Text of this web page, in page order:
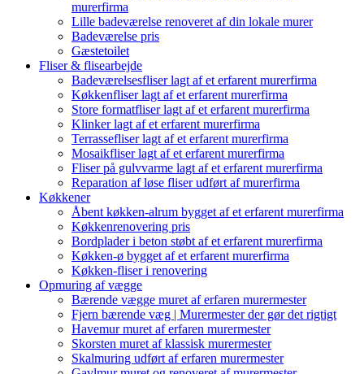
murerfirma
Lille badeværelse renoveret af din lokale murer
Badeværelse pris
Gæstetoilet
Fliser & flisearbejde
Badeværelsesfliser lagt af et erfarent murerfirma
Køkkenfliser lagt af et erfarent murerfirma
Store formatfliser lagt af et erfarent murerfirma
Klinker lagt af et erfarent murerfirma
Terrassefliser lagt af et erfarent murerfirma
Mosaikfliser lagt af et erfarent murerfirma
Fliser på gulvvarme lagt af et erfarent murerfirma
Reparation af løse fliser udført af murerfirma
Køkkener
Åbent køkken-alrum bygget af et erfarent murerfirma
Køkkenrenovering pris
Bordplader i beton støbt af et erfarent murerfirma
Køkken-ø bygget af et erfarent murerfirma
Køkken-fliser i renovering
Opmuring af vægge
Bærende vægge muret af erfaren murermester
Fjern bærende væg | Murermester der gør det rigtigt
Havemur muret af erfaren murermester
Skorsten muret af klassisk murermester
Skalmuring udført af erfaren murermester